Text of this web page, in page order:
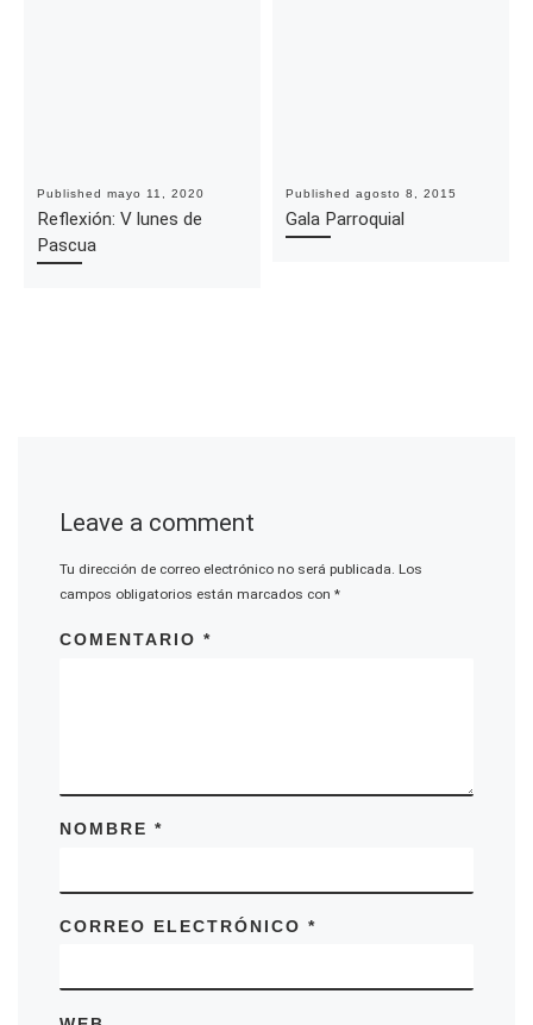
Published mayo 11, 2020
Reflexión: V lunes de
Pascua
Published agosto 8, 2015
Gala Parroquial
Leave a comment
Tu dirección de correo electrónico no será publicada. Los
campos obligatorios están marcados con*
COMENTARIO*
NOMBRE*
CORREO ELECTRÓNICO*